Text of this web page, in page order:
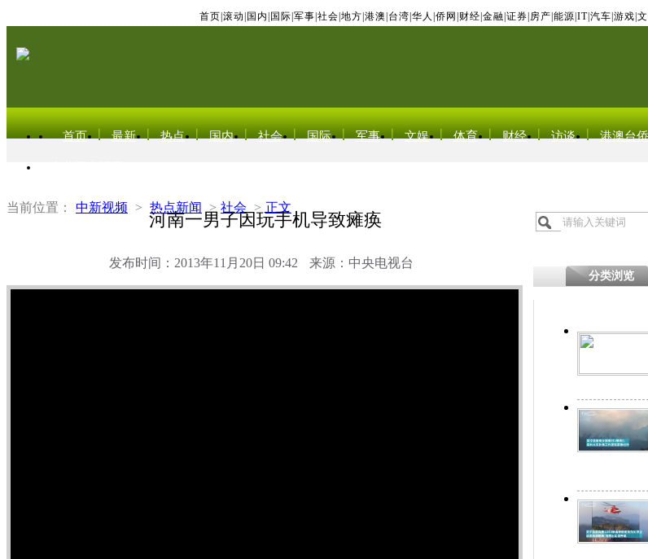
首页 滚动 国内 国际 军事 社会 地方 港澳 台湾 华人 侨网 财经 金融 证券 房产 能源 IT| 汽车 游戏
首页 最新 热点 国内 社会 国际 军事 文娱 体育 财经 访谈 港澳台侨
当前位置： 中新视频 > 热点新闻 > 社会 > 正文
河南一男子因玩手机导致瘫痪
发布时间：2013年11月20日 09:42 来源：中央电视台
分类浏览